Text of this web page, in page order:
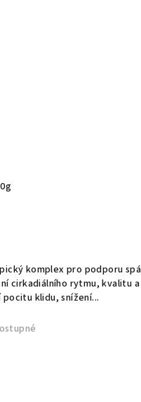
komplex pro podporu
cirkadiálního rytmu, kvalitu
pocitu klidu, snížení...